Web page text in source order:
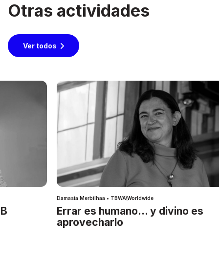
Otras actividades
Ver todos
Damasia Merbilhaa • TBWA\Worldwide
Errar es humano… y divino es
aprovecharlo